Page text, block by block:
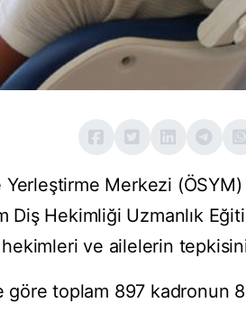
Merkezi (ÖSYM)
Diş Hekimliği Uzmanlık
hekimleri ve ailelerin
göre toplam 897 kadronun